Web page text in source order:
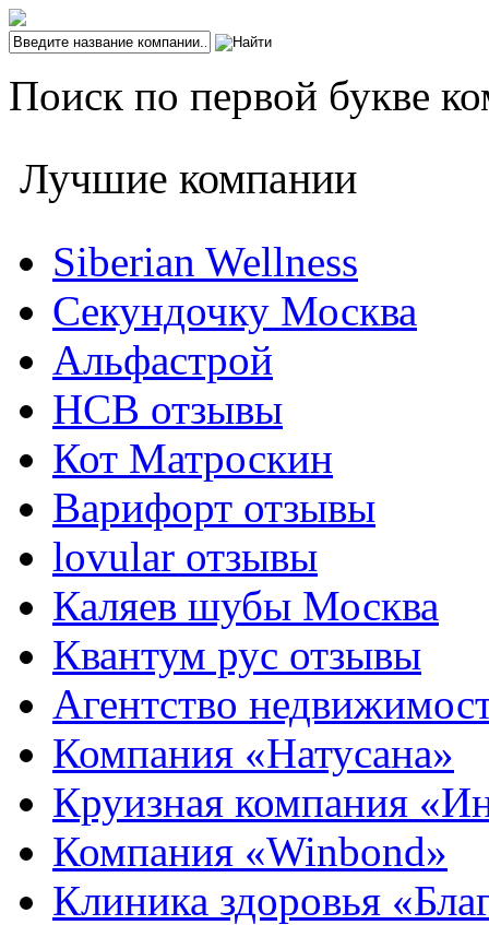
Поиск по первой букве
Лучшие компании
Siberian Wellness
Секундочку Москва
Альфастрой
НСВ отзывы
Кот Матроскин
Варифорт отзывы
lovular отзывы
Каляев шубы Москва
Квантум рус отзывы
Агентство
Компания «Натусана»
Круизная компания
Компания «Winbond»
Клиника здоровья